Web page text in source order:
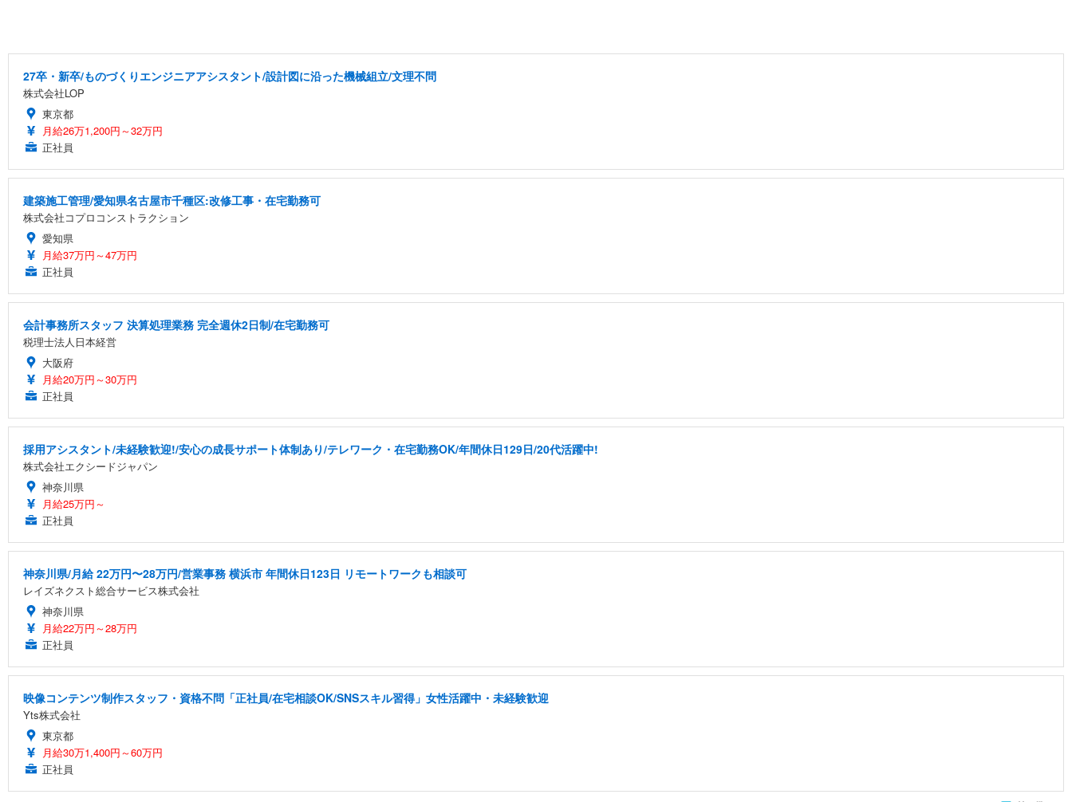
27卒・新卒/ものづくりエンジニアアシスタント/設計図に沿った機械組立/文理不問
株式会社LOP
東京都
月給26万1,200円～32万円
正社員
建築施工管理/愛知県名古屋市千種区:改修工事・在宅勤務可
株式会社コプロコンストラクション
愛知県
月給37万円～47万円
正社員
会計事務所スタッフ 決算処理業務 完全週休2日制/在宅勤務可
税理士法人日本経営
大阪府
月給20万円～30万円
正社員
採用アシスタント/未経験歓迎!/安心の成長サポート体制あり/テレワーク・在宅勤務OK/年間休日129日/20代活躍中!
株式会社エクシードジャパン
神奈川県
月給25万円～
正社員
神奈川県/月給 22万円〜28万円/営業事務 横浜市 年間休日123日 リモートワークも相談可
レイズネクスト総合サービス株式会社
神奈川県
月給22万円～28万円
正社員
映像コンテンツ制作スタッフ・資格不問「正社員/在宅相談OK/SNSスキル習得」女性活躍中・未経験歓迎
Yts株式会社
東京都
月給30万1,400円～60万円
正社員